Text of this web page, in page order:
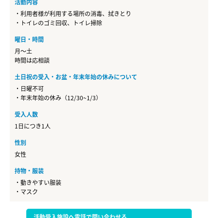
活動内容
・利用者様が利用する場所の消毒、拭きとり
・トイレのゴミ回収、トイレ掃除
曜日・時間
月～土
時間は応相談
土日祝の受入・お盆・年末年始の休みについて
・日曜不可
・年末年始の休み（12/30~1/3）
受入人数
1日につき1人
性別
女性
持物・服装
・動きやすい服装
・マスク